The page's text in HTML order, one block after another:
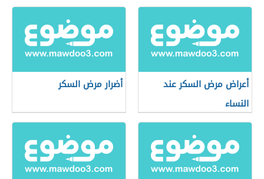
أعراض مرض السكر عند
النساء
أضرار مرض السكر